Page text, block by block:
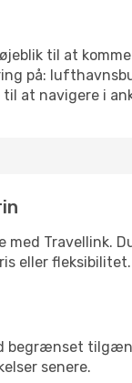
til at
på:
at navigere i
Travellink.
eller
senere.